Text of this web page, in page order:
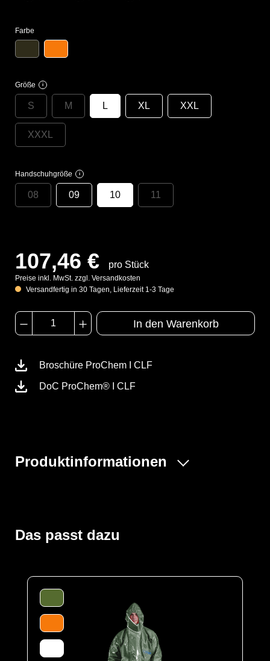
Farbe
Größe i
S M L XL XXL
XXXL
Handschuhgröße i
08 09 10 11
107,46 € pro Stück
Preise inkl. MwSt. zzgl. Versandkosten
Versandfertig in 30 Tagen, Lieferzeit 1-3 Tage
In den Warenkorb
Broschüre ProChem I CLF
DoC ProChem® I CLF
Produktinformationen
verwendet. Gummizüge an Ärmeln, Beinen und Kapuze
sowie ein Taillengummi sorgen für eine optimale
Kapuze und die erhöhte doppelte Abdeckblende mit
Klettverschluss über dem Reißverschluss bis zum Kinn
Daumenschlaufen verhindern das Hochrutschen der
Ärmel bei Überkopfarbeiten.
Der Anzug wird aus unserem CLF-Material hergestellt,
dieses besteht aus einer mehrschichtigen
Das passt dazu